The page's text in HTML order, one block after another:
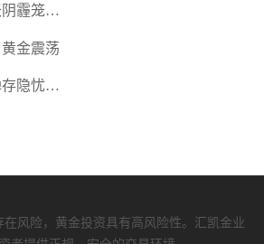
迎开户
霾笼
金震荡
隐忧，
风险，黄金投资具有高风险性。汇凯金业